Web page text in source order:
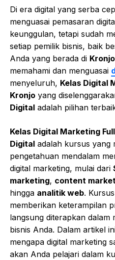
Di era digital yang serba
menguasai pemasaran
keunggulan, tetapi sudah
setiap pemilik bisnis, baik
Anda yang berada di
memahami dan menguasai
menyeluruh, Kelas Digital
Kronjo yang
Digital adalah pilihan
Kelas Digital Marketing
Digital adalah kursus yang
pengetahuan mendalam
digital marketing, mulai dari
marketing, content
hingga analitik web.
memberikan keterampilan
langsung diterapkan
bisnis Anda. Dalam artikel
mengapa digital marketing
akan Anda pelajari dalam